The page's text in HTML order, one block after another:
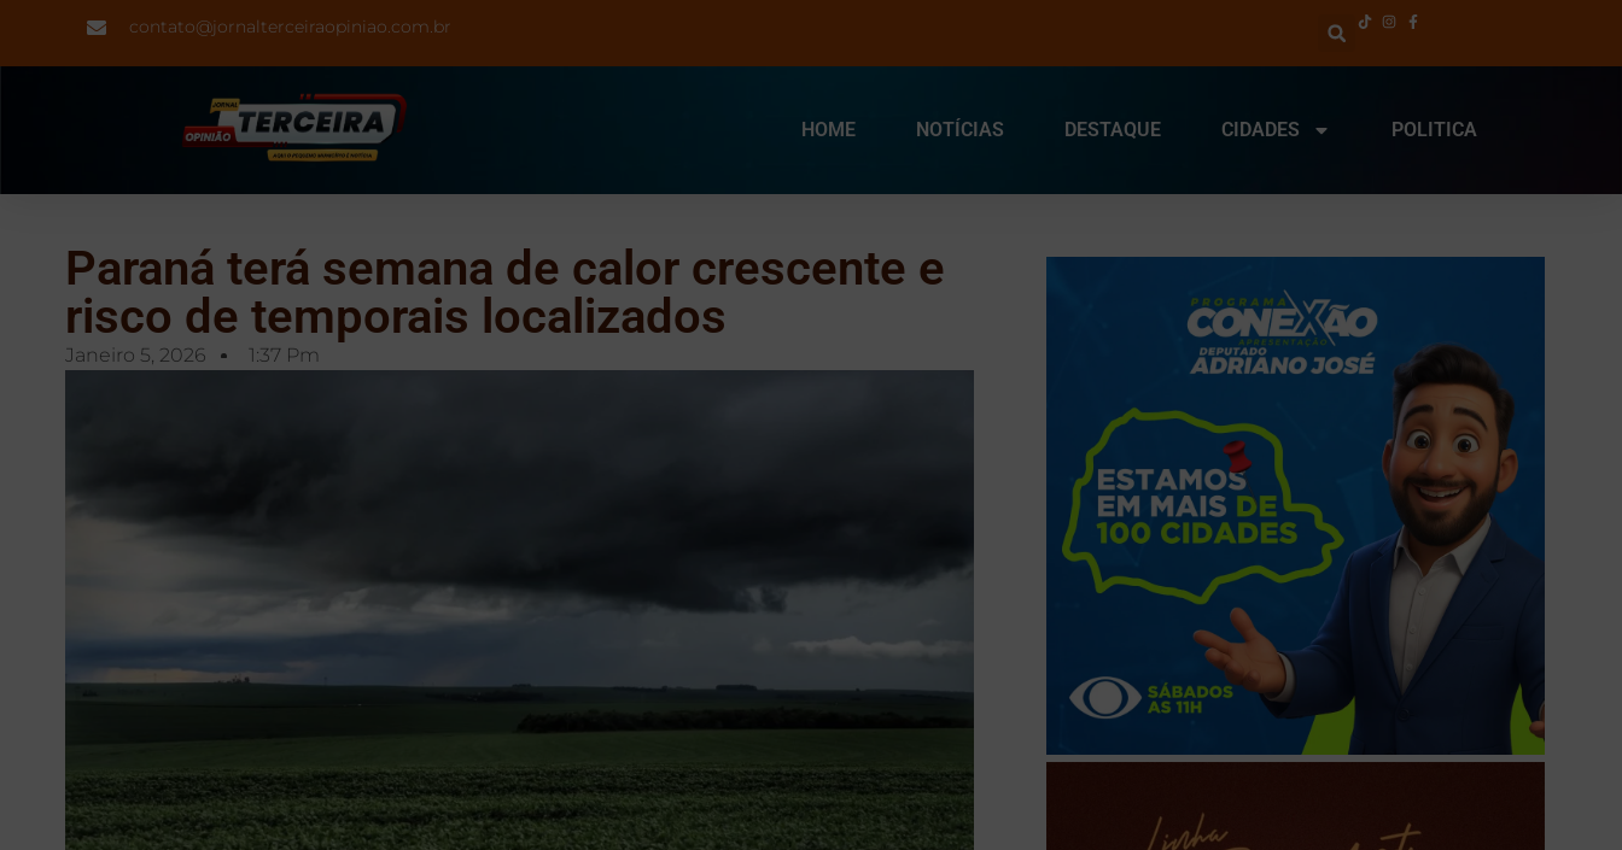
contato@jornalterceiraopiniao.com.br
HOME NOTÍCIAS DESTAQUE CIDADES POLITICA
Paraná terá semana de calor crescente e
risco de temporais localizados
Janeiro 5, 2026 1:37 Pm